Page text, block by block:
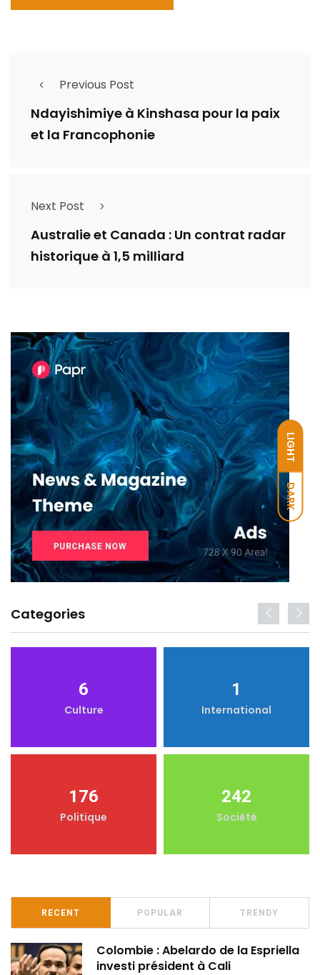
LIGHT
DARK
Previous Post
Ndayishimiye à Kinshasa pour la paix
et la Francophonie
Next Post
Australie et Canada : Un contrat radar
historique à 1,5 milliard
Categories
6
Culture
1
International
176
Politique
242
Société
RECENT POPULAR TRENDY
Colombie : Abelardo de la Espriella
investi président à Cali